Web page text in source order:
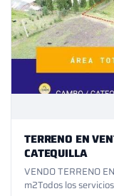
TERRENO EN
CATEQUILLA
VENDO TERRENO
m2Todos los